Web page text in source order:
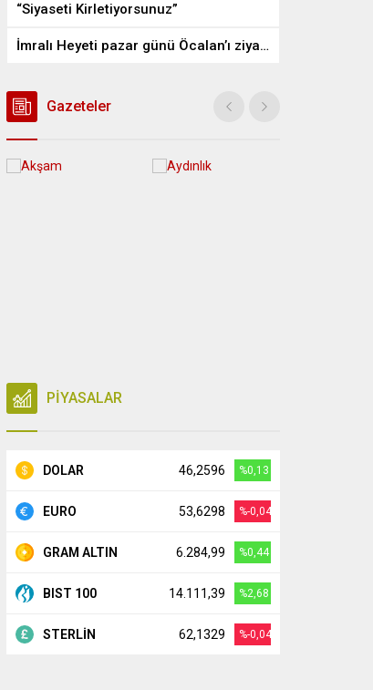
“Siyaseti Kirletiyorsunuz”
İmralı Heyeti pazar günü Öcalan’ı ziyaret edecek
Gazeteler
PİYASALAR
DOLAR 46,2596 %0,13
EURO 53,6298 %-0,04
GRAM ALTIN 6.284,99 %0,44
BIST 100 14.111,39 %2,68
STERLİN 62,1329 %-0,04